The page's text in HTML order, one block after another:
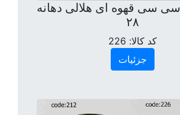
بطری ۶۰ سی سی قهوه ای هلالی دهانه
۲۸
کد کالا: 226
جزئیات